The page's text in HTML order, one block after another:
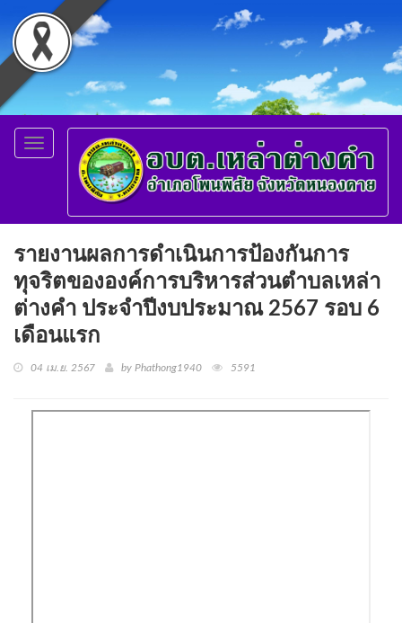
Toggle
navigation
รายงานผลการดำเนินการป้องกันการ
ทุจริตขององค์การบริหารส่วนตำบลเหล่า
ต่างคำ ประจำปีงบประมาณ 2567 รอบ 6
เดือนแรก
04 เม.ย. 2567 by Phathong1940 5591